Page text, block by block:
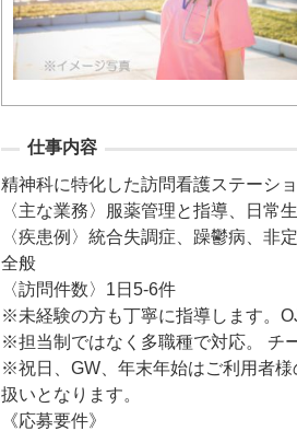
仕事内容
精神科に特化した訪問看護ステーシ
〈主な業務〉服薬管理と指導、日常
〈疾患例〉統合失調症、躁鬱病、非
全般
〈訪問件数〉1日5-6件
※未経験の方も丁寧に指導します。
※担当制ではなく多職種で対応。 チ
※祝日、GW、年末年始はご利用者
扱いとなります。
《応募要件》